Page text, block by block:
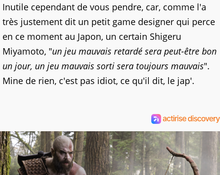
Inutile cependant de vous pendre, car, comme l'a
très justement dit un petit game designer qui perce
en ce moment au Japon, un certain Shigeru
Miyamoto, "un jeu mauvais retardé sera peut-être bon
un jour, un jeu mauvais sorti sera toujours mauvais".
Mine de rien, c'est pas idiot, ce qu'il dit, le jap'.